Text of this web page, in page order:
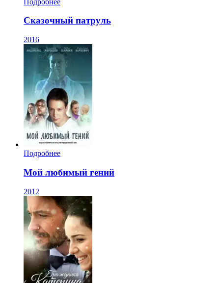
Сказочный патруль
2016
Подробнее
Мой любимый гений
2012